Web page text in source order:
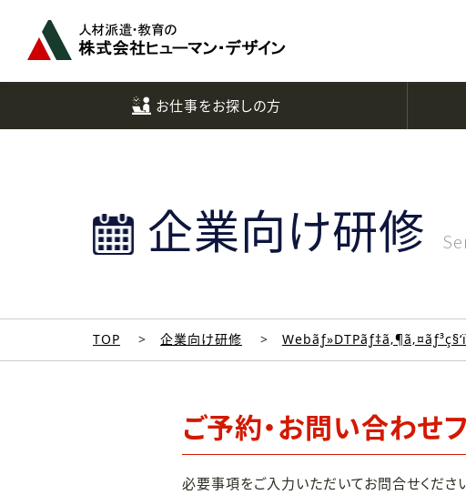
お仕事をお探しの方
企業向け研修
TOP 企業向け研修
ご予約・お問い合わせ
必要事項をご入力いただいてお問合せくださ
へ